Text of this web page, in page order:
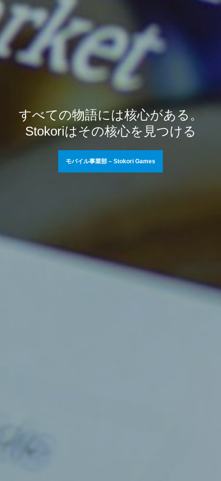
すべての物語には核心がある。
Stokoriはその核心を見つける
モバイル事業部 – Stokori Games